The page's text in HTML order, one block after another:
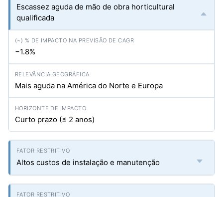
Escassez aguda de mão de obra horticultural
qualificada
−1.8%
Mais aguda na América do Norte e Europa
Curto prazo (≤ 2 anos)
Altos custos de instalação e manutenção